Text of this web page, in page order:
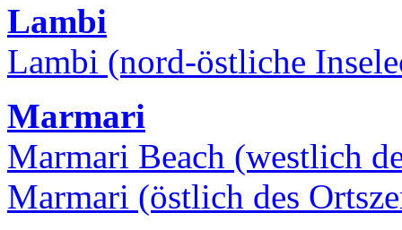
Lambi
Lambi (nord-östliche
Marmari
Marmari Beach (westlich
Marmari (östlich des